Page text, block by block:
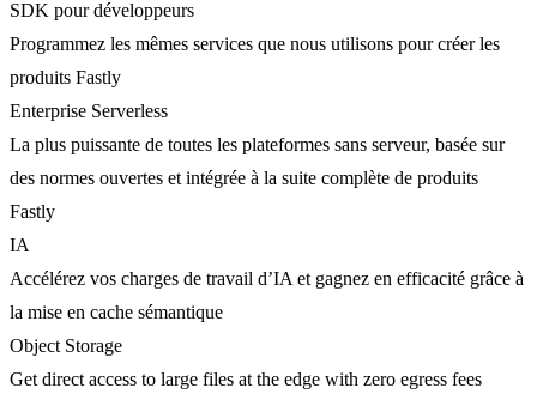
SDK pour développeurs
Programmez les mêmes services que nous utilisons pour créer les
produits Fastly
Enterprise Serverless
La plus puissante de toutes les plateformes sans serveur, basée sur
des normes ouvertes et intégrée à la suite complète de produits
Fastly
IA
Accélérez vos charges de travail d’IA et gagnez en efficacité grâce à
la mise en cache sémantique
Object Storage
Get direct access to large files at the edge with zero egress fees